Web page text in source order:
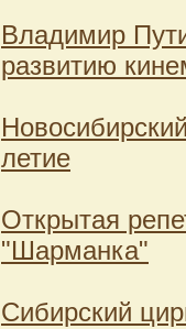
Владимир
развитию
летие
Открытая
"Шарманка"
Сибирский